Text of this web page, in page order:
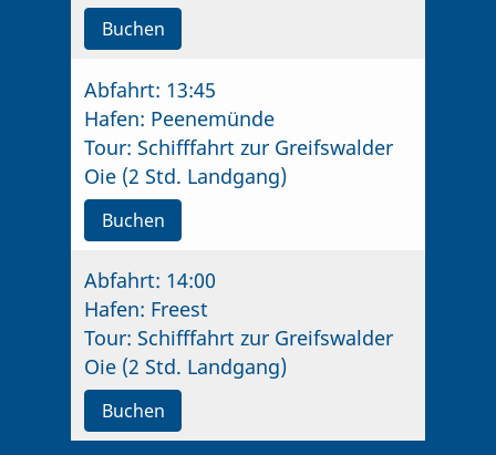
Buchen
Abfahrt: 13:45
Hafen: Peenemünde
Tour: Schifffahrt zur Greifswalder
Oie (2 Std. Landgang)
Buchen
Abfahrt: 14:00
Hafen: Freest
Tour: Schifffahrt zur Greifswalder
Oie (2 Std. Landgang)
Buchen